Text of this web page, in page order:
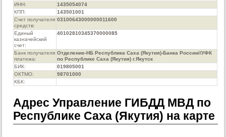
ИНН:
1435054074
КПП:
143501001
Счет получателя
средств:
03100643000000011600
Единый
казначейский
счет:
40102810345370000085
Банк получателя
платежа:
Отделение-НБ Республика Саха (Якутия)-Банка России//УФК
по Республике Саха (Якутия) г.Якутск
БИК:
019805001
ОКТМО:
98701000
КБК:
Адрес Управление ГИБДД МВД по
Республике Саха (Якутия) на карте